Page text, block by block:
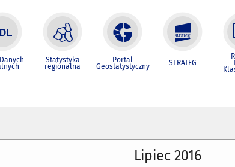
Statystyka
regionalna
Portal
Geostatystyczny STRATEG
Lipiec 2016